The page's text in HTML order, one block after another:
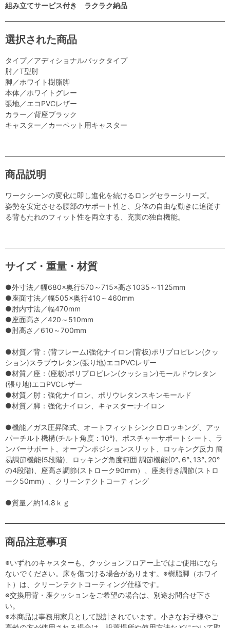
組み立てサービス付き ラクラク納品
選択された商品
タイプ／アディショナルバックタイプ
肘／T型肘
脚／ホワイト樹脂脚
本体／ホワイトグレー
張地／エコPVCレザー
カラー／背座ブラック
キャスター／カーペット用キャスター
商品説明
ワークシーンの変化に即し進化を続けるロングセラーシリーズ。
姿勢を安定させる腰部のサポート性と、身体の自由な動きに追従す
る背もたれのフィット性を両立する、充実の独自機能。
サイズ・重量・材質
●外寸法／幅680×奥行570～715×高さ1035～1125mm
●座面寸法／幅505×奥行410～460mm
●肘内寸法／幅470mm
●座面高さ／420～510mm
●肘高さ／610～700mm
●材質／背：(背フレーム)強化ナイロン(背板)ポリプロピレン(クッ
ション)スラブウレタン(張り地)エコPVCレザー
●材質／座：(座板)ポリプロピレン(クッション)モールドウレタン
(張り地)エコPVCレザー
●材質／肘：強化ナイロン、ポリウレタンスキンモールド
●材質／脚：強化ナイロン、キャスター:ナイロン
●機能／ガス圧昇降式、オートフィットシンクロロッキング、アッ
パーチルト機構(チルト角度：10°)、ポスチャーサポートシート、ラ
ンバーサポート、オープンポジションスリット、ロッキング反力 簡
易調節機能(5段階)、ロッキング角度範囲 調節機能(0°､6°､13°､20°
の4段階)、座高さ調節(ストローク90mm）、座奥行き調節(ストロ
ーク50mm）、クリーンテクトコーティング
●質量／約14.8ｋｇ
商品注意事項
※いずれのキャスターも、クッションフロアー上ではご使用になら
ないでください。床を傷つける場合があります。※樹脂脚（ホワイ
ト）は、クリーンテクトコーティング仕様です。
※交換用背・座クッションをご希望の場合は、別途お問合せ下さ
い。
※本商品は事務用家具として設計されています。小さなお子様やご